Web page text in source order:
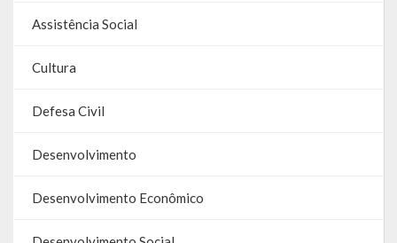
Galeria de Soberanas
Galeria de Vereadores
Galeria de Fotos
Assistência Social
Cultura
Defesa Civil
Desenvolvimento
Desenvolvimento Econômico